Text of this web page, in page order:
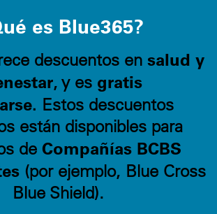
es Blue365?
descuentos en salud y
, y es gratis
Estos descuentos
están disponibles para
de Compañías BCBS
(por ejemplo, Blue Cross
Blue Shield).